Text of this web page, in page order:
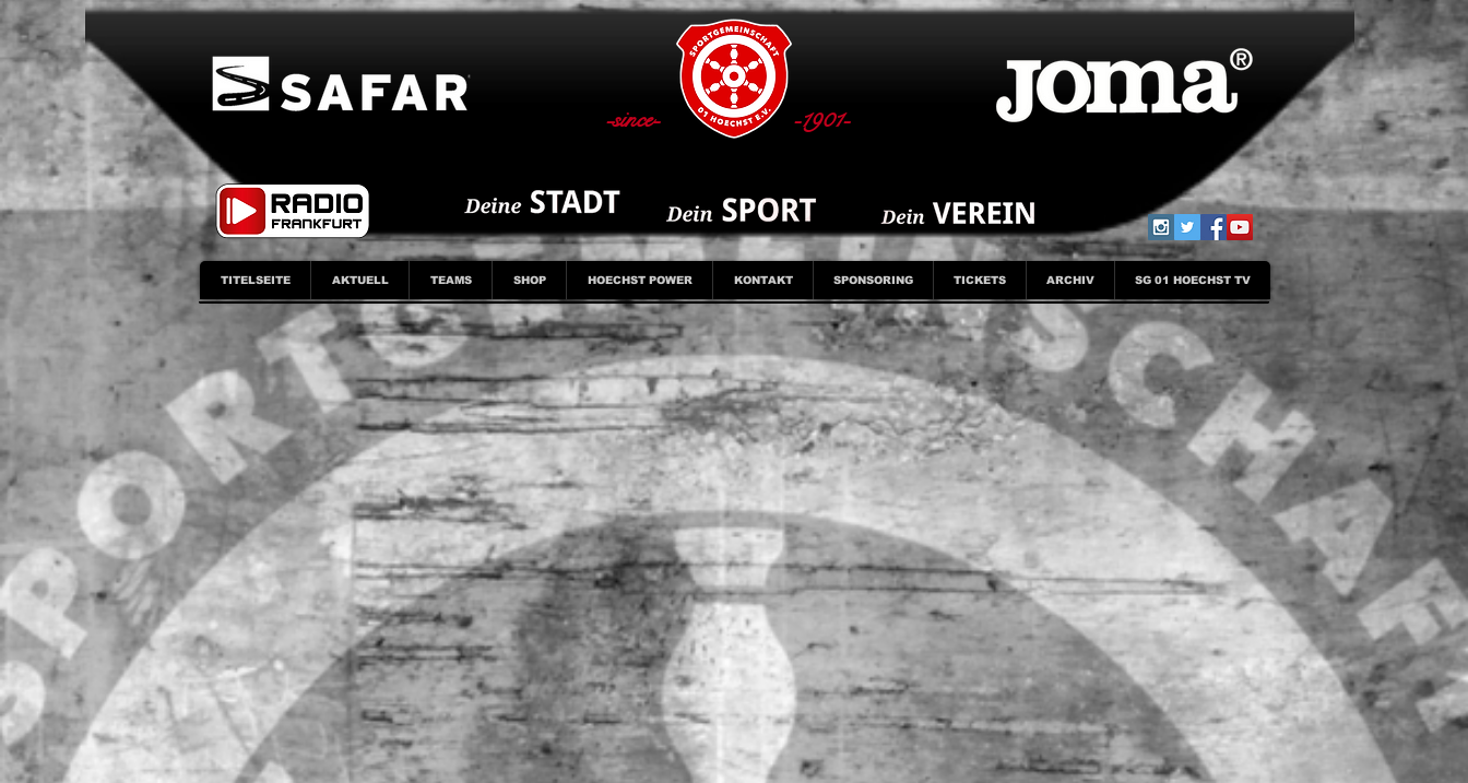
-1901-
-since-
TITELSEITE AKTUELL TEAMS SHOP HOECHST POWER KONTAKT SPONSORING TICKETS ARCHIV SG 01 HOECHST TV